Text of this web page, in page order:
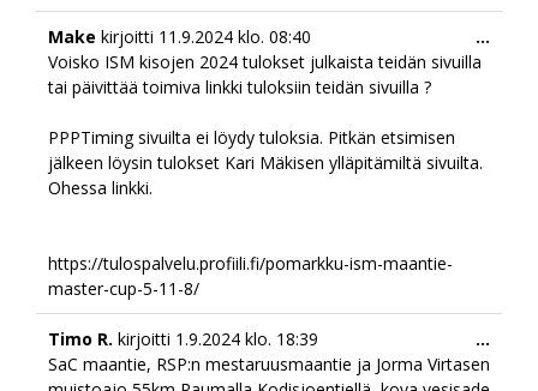
Make kirjoitti 11.9.2024 klo. 08:40
Voisko ISM kisojen 2024 tulokset julkaista teidän sivuilla
tai päivittää toimiva linkki tuloksiin teidän sivuilla ?
PPPTiming sivuilta ei löydy tuloksia. Pitkän etsimisen
jälkeen löysin tulokset Kari Mäkisen ylläpitämiltä sivuilta.
Ohessa linkki.
https://tulospalvelu.profiili.fi/pomarkku-ism-maantie-
master-cup-5-11-8/
...
Timo R. kirjoitti 1.9.2024 klo. 18:39
SaC maantie, RSP:n mestaruusmaantie ja Jorma Virtasen
...